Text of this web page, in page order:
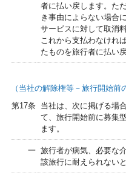
者に払い戻します。た
き事由によらない場合
サービスに対して取消
これから支払わなけれ
たものを旅行者に払い戻
（当社の解除権等－旅行開始前
第17条
当社は、次に掲げる場
て、旅行開始前に募集
ます。
一 旅行者が病気、必要な
該旅行に耐えられない